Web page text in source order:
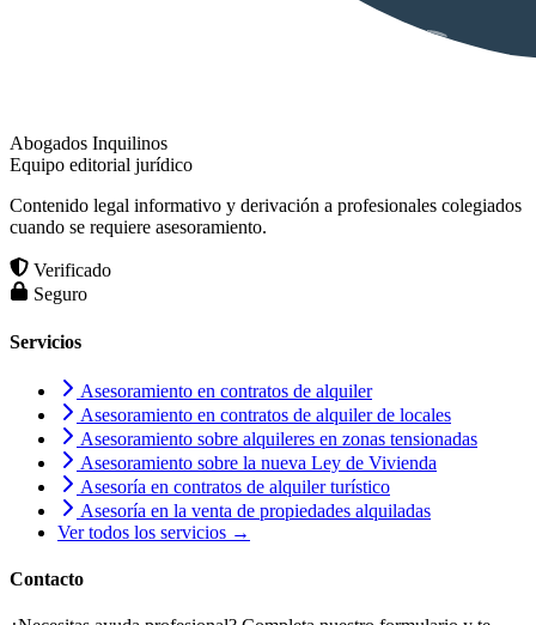
Abogados Inquilinos
Equipo editorial jurídico
Contenido legal informativo y derivación a profesionales colegiados
cuando se requiere asesoramiento.
Verificado
Seguro
Servicios
Asesoramiento en contratos de alquiler
Asesoramiento en contratos de alquiler de locales
Asesoramiento sobre alquileres en zonas tensionadas
Asesoramiento sobre la nueva Ley de Vivienda
Asesoría en contratos de alquiler turístico
Asesoría en la venta de propiedades alquiladas
Ver todos los servicios →
Contacto